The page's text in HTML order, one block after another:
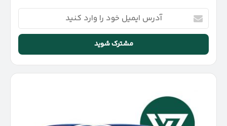
آدرس
ایمیل
خود
وارد
کنید
قوی‌ترین
سدان